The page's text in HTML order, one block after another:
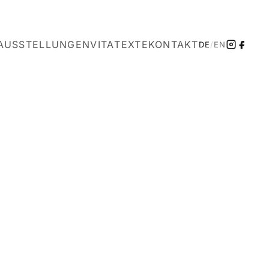
VITATEXTEKONTAKTDE/EN